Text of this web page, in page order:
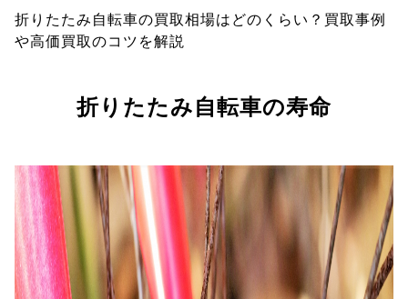
折りたたみ自転車の買取相場はどのくらい？買取事例
や高価買取のコツを解説
折りたたみ自転車の寿命